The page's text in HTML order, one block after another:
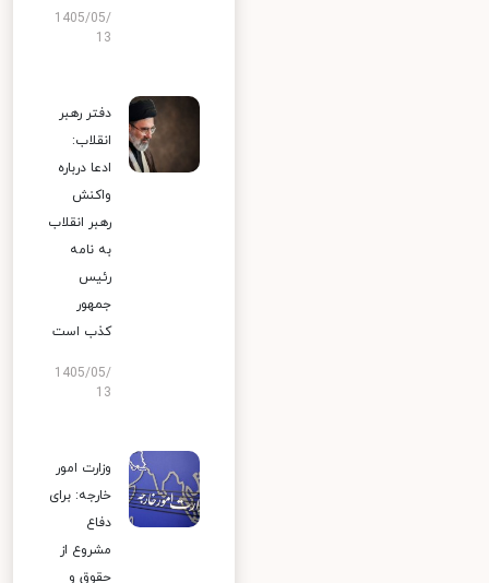
1405/05/
13
دفتر رهبر
انقلاب:
ادعا درباره
واکنش
رهبر انقلاب
به نامه
رئیس
جمهور
کذب است
1405/05/
13
وزارت امور
خارجه: برای
دفاع
مشروع از
حقوق و